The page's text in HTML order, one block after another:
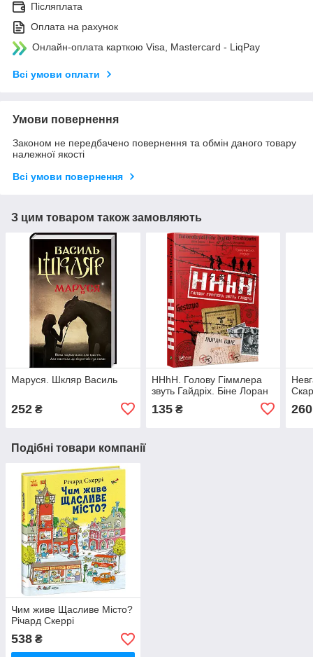
Післяплата
Оплата на рахунок
Онлайн-оплата карткою Visa, Mastercard - LiqPay
Всі умови оплати
Умови повернення
Законом не передбачено повернення та обмін даного товару
належної якості
Всі умови повернення
З цим товаром також замовляють
Маруся. Шкляр Василь
252 ₴
HHhH. Голову Гіммлера
звуть Гайдріх. Біне Лоран
135₴ 260
Подібні товари компанії
Чим живе Щасливе Місто?
Річард Скеррі
538 ₴